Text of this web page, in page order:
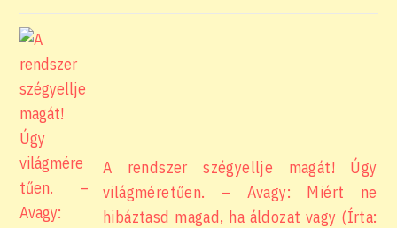
A rendszer szégyellje magát! Úgy
világméretűen. – Avagy: Miért ne
hibáztasd magad, ha áldozat vagy (Írta: